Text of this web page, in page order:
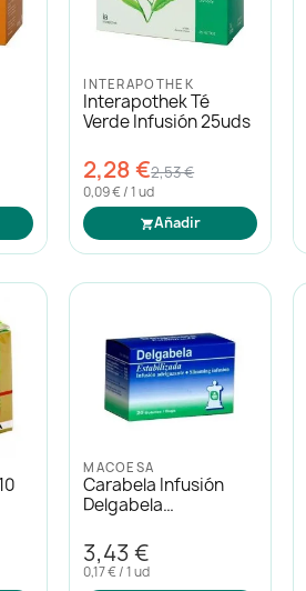
INTERAPOTHEK
Interapothek Té
Verde Infusión 25uds
2,28 €2,53 €
0,09 € / 1 ud
Añadir
MACOESA
Carabela Infusión
Delgabela
3,43 €
0,17 € / 1 ud